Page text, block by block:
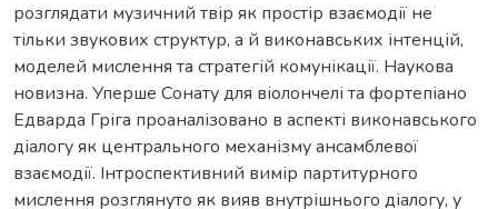
розглядати музичний твір як простір взаємодії не
тільки звукових структур, а й виконавських інтенцій,
моделей мислення та стратегій комунікації. Наукова
новизна. Уперше Сонату для віолончелі та фортепіано
Едварда Гріга проаналізовано в аспекті виконавського
діалогу як центрального механізму ансамблевої
взаємодії. Інтрoспективний вимір партитурного
мислення розглянуто як вияв внутрішнього діалогу, у